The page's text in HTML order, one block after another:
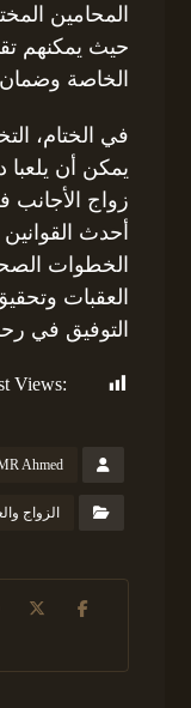
المحامين
حيث يمكنهم
الخاصة
في الختام،
يمكن أن
زواج
الخطوات
العقبات
التوفيق في
Views:
Ahmed
الزواج